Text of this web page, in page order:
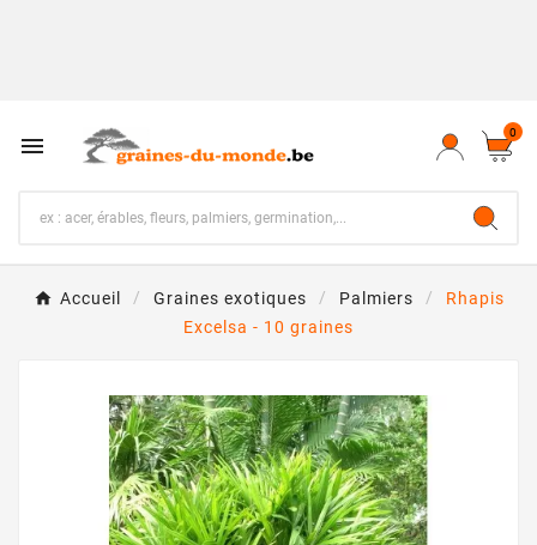
 0
Accueil Graines exotiques Palmiers
Rhapis
Excelsa - 10 graines